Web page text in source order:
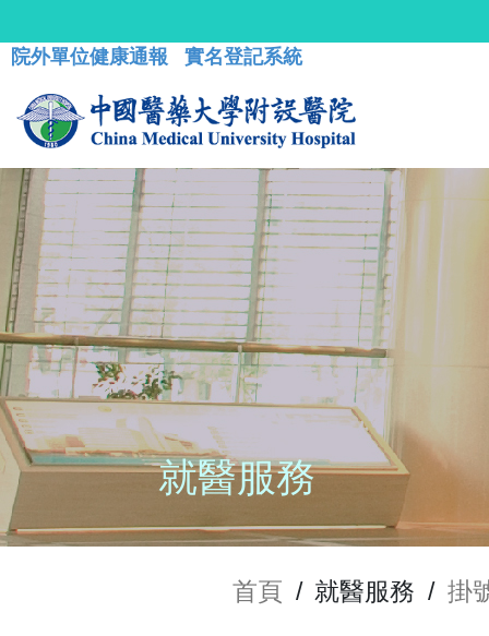
院外單位健康通報 實名登記系統
就醫服務
首頁 / 就醫服務 / 掛